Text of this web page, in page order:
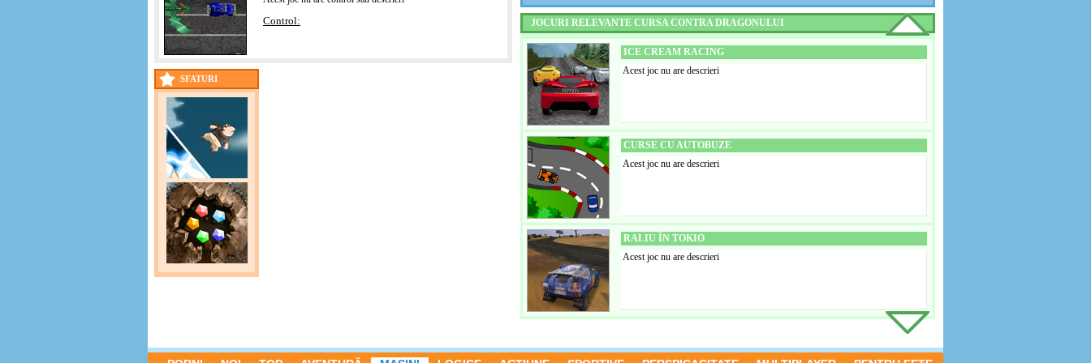
Control:
SFATURI
JOCURI RELEVANTE CURSA CONTRA DRAGONULUI
ICE CREAM RACING
Acest joc nu are descrieri
CURSE CU AUTOBUZE
Acest joc nu are descrieri
RALIU ÎN TOKIO
Acest joc nu are descrieri
Acest joc nu are descrieri